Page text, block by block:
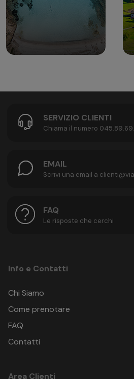
SERVIZIO CLIENTI
Chiama il numero
EMAIL
Scrivi una email a
FAQ
Le risposte che cerchi
Info e Contatti
Chi Siamo
Come prenotare
FAQ
Contatti
Area Clienti